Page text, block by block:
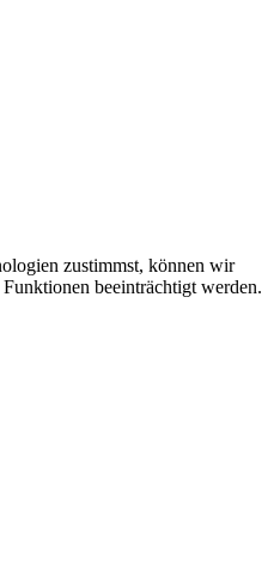
zustimmst, können wir
beeinträchtigt werden.